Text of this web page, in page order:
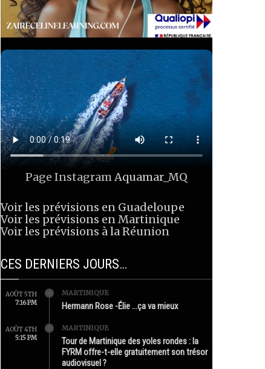
Page InstagramAquamar_MQ
Voir les prévisions en Guadeloupe
Voir les prévisions en Martinique
Voir les prévisions à la Réunion
CES DERNIERS JOURS…
AOÛT 5TH
7:16 PM
MARTINIQUE
Hermann Rose -Élie …ça va mieux
AOÛT 4TH
5:15 PM
MARTINIQUE
Tour de Martinique des yoles rondes : la
FYRM offre-t-elle gratuitement son trésor
audiovisuel ?